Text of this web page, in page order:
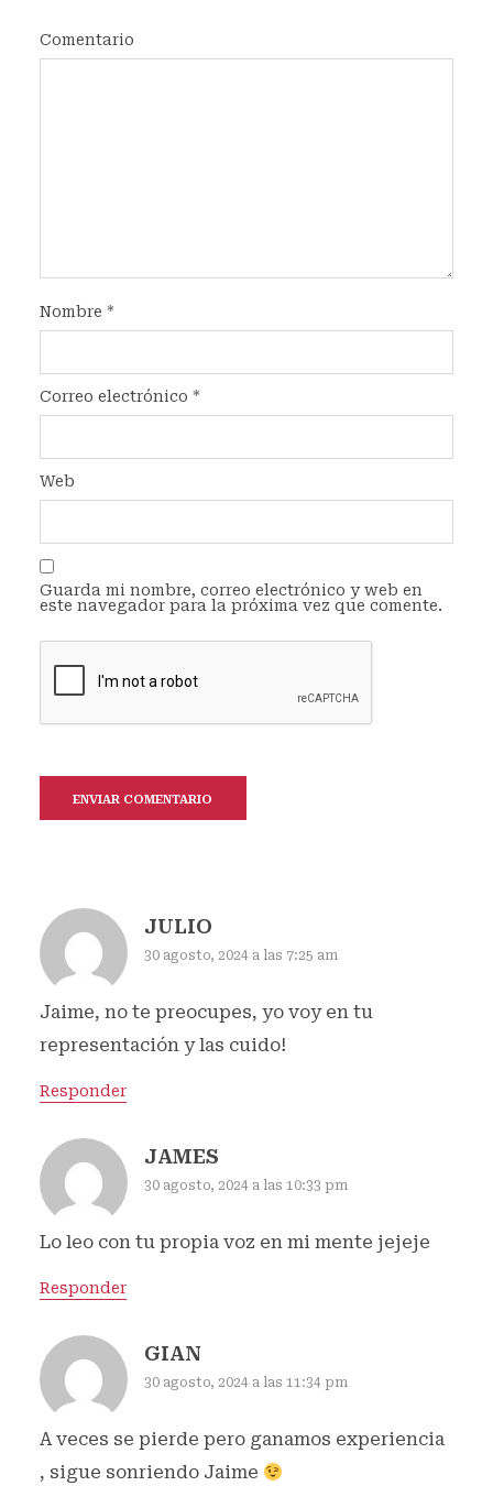
Comentario
Nombre *
Correo electrónico *
Web
Guarda mi nombre, correo electrónico y web en
este navegador para la próxima vez que comente.
JULIO
30 agosto, 2024 a las 7:25 am
Jaime, no te preocupes, yo voy en tu
representación y las cuido!
Responder
JAMES
30 agosto, 2024 a las 10:33 pm
Lo leo con tu propia voz en mi mente jejeje
Responder
GIAN
30 agosto, 2024 a las 11:34 pm
A veces se pierde pero ganamos experiencia
, sigue sonriendo Jaime